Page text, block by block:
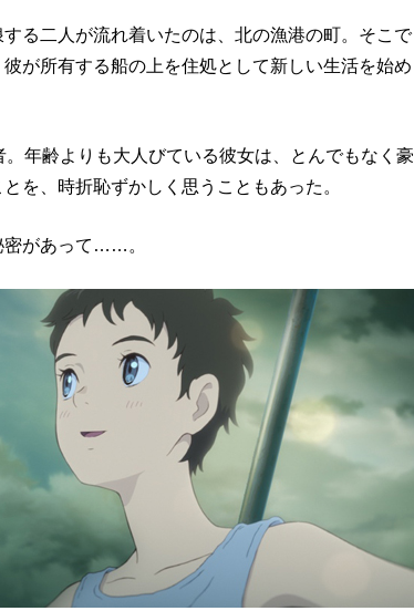
る二人が流れ着いたのは、北の漁港の町。そこで
が所有する船の上を住処として新しい生活を始め
年齢よりも大人びている彼女は、とんでもなく豪
を、時折恥ずかしく思うこともあった。
密があって……。